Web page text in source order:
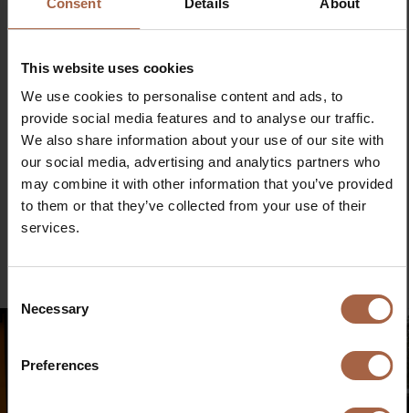
This website uses cookies
We use cookies to personalise content and ads, to
provide social media features and to analyse our traffic.
We also share information about your use of our site with
our social media, advertising and analytics partners who
may combine it with other information that you’ve provided
to them or that they’ve collected from your use of their
services.
Selection
Necessary
Preferences
Zudem hat Nobina eine Reihe von Ebusco-Ladesäulen
bestellt. Hierbei handelt es sich um 150-kW-Ladesäulen,
Ladegeschwindigkeit anzupassen, größte Flexibilität
bieten. So können beispielsweise mit einem Stecker 150
kW oder mit zwei Steckern je 75 kW geladen werden.
Entsprechend kann Nobina die Ladezeiten flexibler
gestalten, um eine optimale Routenplanung zu
ermöglichen und gleichzeitig die Lebensdauer des
Batteriesatzes optimal managen. So liefert Ebusco nicht
nur emissionsfreie Busse, sondern unterstützt Nobina